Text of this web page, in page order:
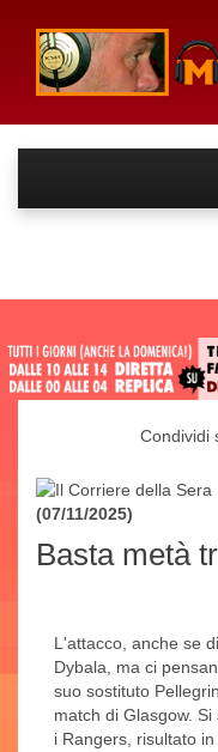
Condividi
(07/11/2025)
Basta metà
L'attacco, anche se
Dybala, ma ci
suo sostituto
match di Glasgow.
i Rangers, risultato